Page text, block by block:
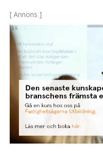
[ Annons ]